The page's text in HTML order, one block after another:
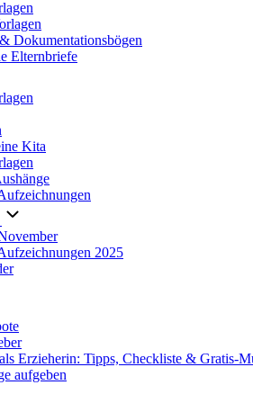
Dokumentationsbögen
Elternbriefe
Kita
2025
Erzieherin: Tipps, Checkliste & Gratis-
aufgeben